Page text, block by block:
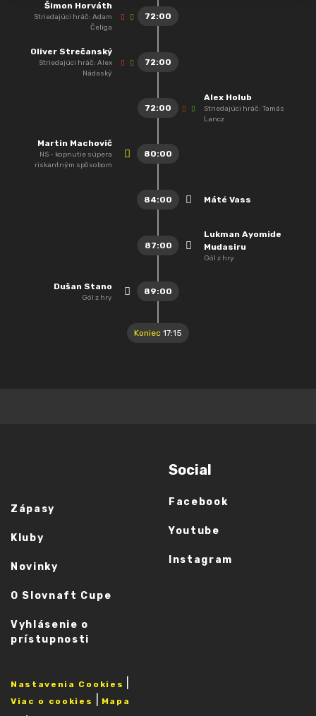
72:00
Šimon Horváth
Striedajúci hráč: Adam
Čeliga
72:00
Oliver Strečanský
Striedajúci hráč: Alex
Nádaský
72:00
Alex Holub
Striedajúci hráč: Tamás
Lancz
80:00
Martin Machovič
NS - kopnutie súpera
riskantným spôsobom
84:00 Máté Vass
87:00
Lukman Ayomide
Mudasiru
Gól z hry
89:00
Dušan Stano
Gól z hry
Koniec 17:15
Zápasy
Kluby
Novinky
O Slovnaft Cupe
Vyhlásenie o
prístupnosti
Nastavenia Cookies
Viac o cookies
Mapa
Social
Facebook
Youtube
Instagram